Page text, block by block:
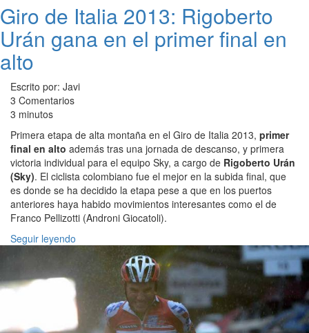
Giro de Italia 2013: Rigoberto
Urán gana en el primer final en
alto
Escrito por: Javi
3 Comentarios
3 minutos
Primera etapa de alta montaña en el Giro de Italia 2013, primer
final en alto además tras una jornada de descanso, y primera
victoria individual para el equipo Sky, a cargo de Rigoberto Urán
(Sky). El ciclista colombiano fue el mejor en la subida final, que
es donde se ha decidido la etapa pese a que en los puertos
anteriores haya habido movimientos interesantes como el de
Franco Pellizotti (Androni Giocatoli).
Seguir leyendo